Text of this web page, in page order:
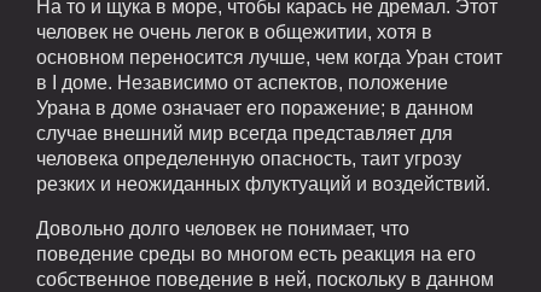
На то и щука в море, чтобы карась не дремал. Этот
человек не очень легок в общежитии, хотя в
основном переносится лучше, чем когда Уран стоит
в I доме. Независимо от аспектов, положение
Урана в доме означает его поражение; в данном
случае внешний мир всегда представляет для
человека определенную опасность, таит угрозу
резких и неожиданных флуктуаций и воздействий.
Довольно долго человек не понимает, что
поведение среды во многом есть реакция на его
собственное поведение в ней, поскольку в данном